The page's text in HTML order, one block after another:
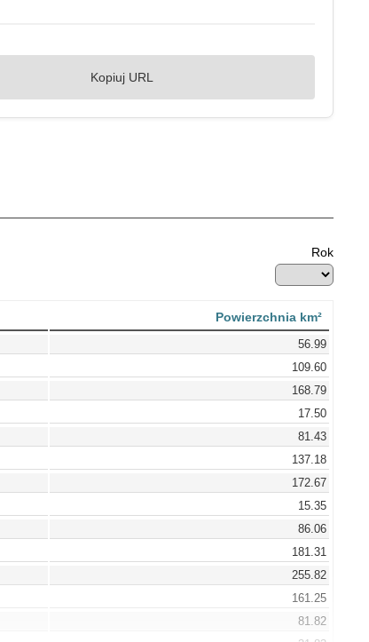
Kopiuj URL
Rok
Powierzchnia km²
56.99
109.60
168.79
17.50
81.43
137.18
172.67
15.35
86.06
181.31
255.82
161.25
81.82